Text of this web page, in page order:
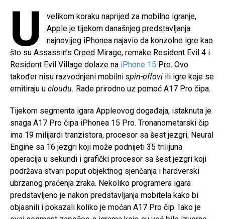
U
velikom koraku naprijed za mobilno igranje,
Apple je tijekom današnjeg predstavljanja
najnovijeg iPhonea najavio da konzolne igre kao
što su Assassin’s Creed Mirage, remake Resident Evil 4 i
Resident Evil Village dolaze na iPhone 15 Pro. Ovo
također nisu razvodnjeni mobilni spin-offovi ili igre koje se
emitiraju u cloudu. Rade prirodno uz pomoć A17 Pro čipa.
Tijekom segmenta igara Appleovog događaja, istaknuta je
snaga A17 Pro čipa iPhonea 15 Pro. Tronanometarski čip
ima 19 milijardi tranzistora, procesor sa šest jezgri, Neural
Engine sa 16 jezgri koji može podnijeti 35 trilijuna
operacija u sekundi i grafički procesor sa šest jezgri koji
podržava stvari poput objektnog sjenčanja i hardverski
ubrzanog praćenja zraka. Nekoliko programera igara
predstavljeno je nakon predstavljanja mobitela kako bi
objasnili i pokazali koliko je moćan A17 Pro čip. Iako je